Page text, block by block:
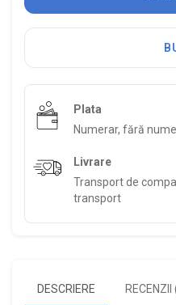
Plata
Numerar, fără
Livrare
Transport de
transport
DESCRIERE RECENZII